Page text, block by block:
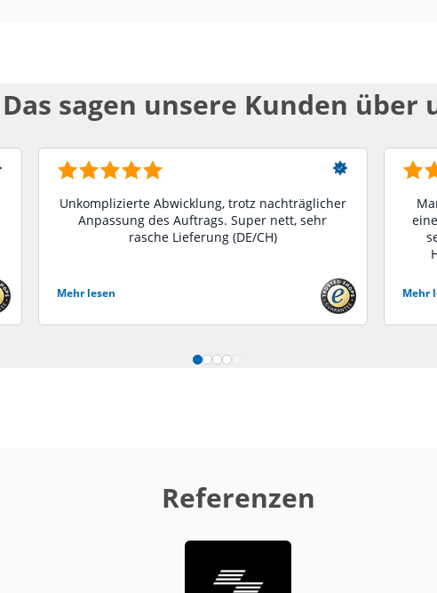
Das sagen unsere Kunden über
Unkomplizierte Abwicklung, trotz nachträglicher
Anpassung des Auftrags. Super nett, sehr
rasche Lieferung (DE/CH)
Mehr lesen Mehr
Referenzen